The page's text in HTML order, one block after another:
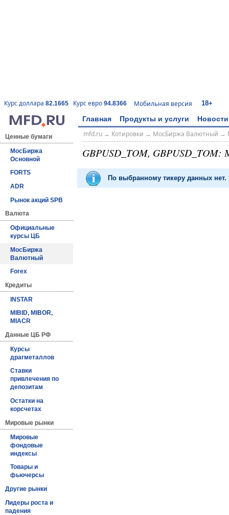
Курс доллара 82.1665 Курс евро 94.8366 Мобильная версия 18+
Главная Продукты и услуги Новости
Ценные бумаги
МосБиржа
Основной
FORTS
ADR
Рынок акций SPB
Валюта
Официальные
курсы ЦБ
МосБиржа
Валютный
Forex
Кредиты
INSTAR
MIBID, MIBOR,
MIACR
Данные ЦБ РФ
Курсы
драгметаллов
Ставки
привлечения по
депозитам
Остатки на
корсчетах
Мировые рынки
Мировые
фондовые
индексы
Товары и
фьючерсы
Другие рынки
Лидеры роста и
падения
mfd.ru→ Котировки → МосБиржа Валютный →
GBPUSD_TOM,
По выбранному тикеру данных нет.